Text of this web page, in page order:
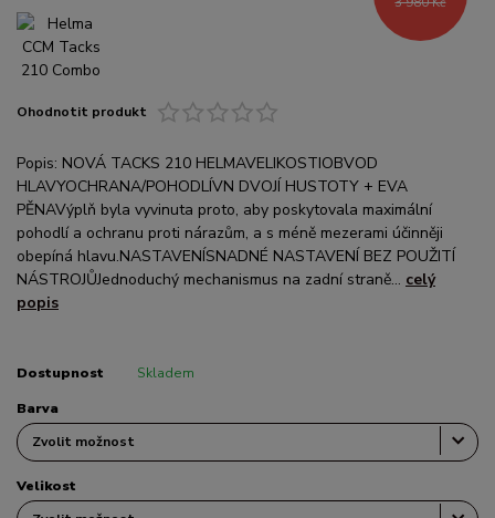
Ohodnotit produkt
Popis: NOVÁ TACKS 210 HELMAVELIKOSTIOBVOD
HLAVYOCHRANA/POHODLÍVN DVOJÍ HUSTOTY + EVA
PĚNAVýplň byla vyvinuta proto, aby poskytovala maximální
pohodlí a ochranu proti nárazům, a s méně mezerami účinněji
obepíná hlavu.NASTAVENÍSNADNÉ NASTAVENÍ BEZ POUŽITÍ
NÁSTROJŮJednoduchý mechanismus na zadní straně... celý
popis
Dostupnost Skladem
Barva
Velikost